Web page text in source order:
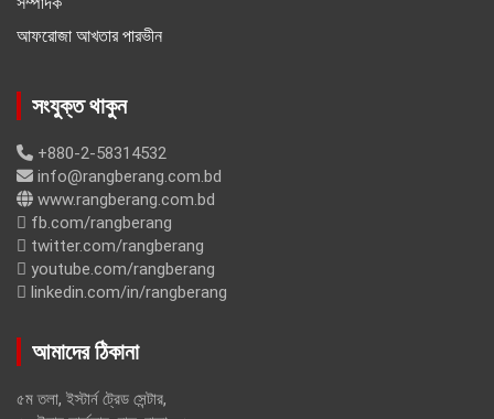
আফরোজা আখতার পারভীন
সংযুক্ত থাকুন
+880-2-58314532
info@rangberang.com.bd
www.rangberang.com.bd
fb.com/rangberang
twitter.com/rangberang
youtube.com/rangberang
linkedin.com/in/rangberang
আমাদের ঠিকানা
৫ম তলা, ইস্টার্ন ট্রেড সেন্টার,